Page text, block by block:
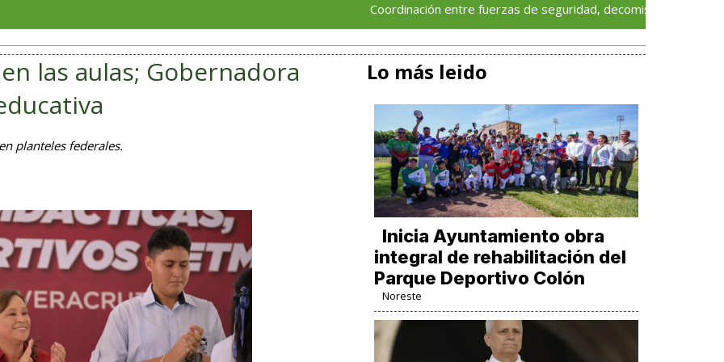
Coordinación entre fuerzas de seguridad, decomisa más de 120 dosis
las aulas; Gobernadora
planteles federales.
Lo más leido
Inicia Ayuntamiento obra
integral de rehabilitación del
Parque Deportivo Colón
Noreste